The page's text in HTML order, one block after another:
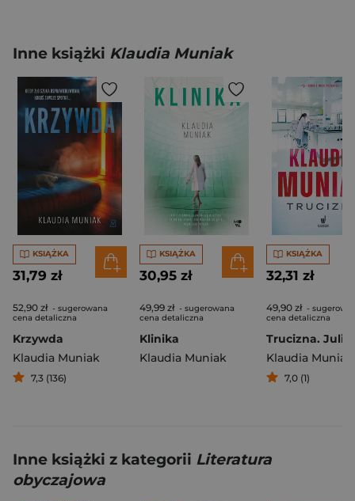
Inne książki Klaudia Muniak
KSIĄŻKA
31,79 zł
52,90 zł - sugerowana
cena detaliczna
Krzywda
Klaudia Muniak
7,3 (136)
KSIĄŻKA
30,95 zł
49,99 zł - sugerowana
cena detaliczna
Klinika
Klaudia Muniak
KSIĄŻKA
32,31 zł
49,90 zł -
cena detaliczna
Klaudia Muniak
7,0 (1)
Inne książki z kategorii Literatura
obyczajowa